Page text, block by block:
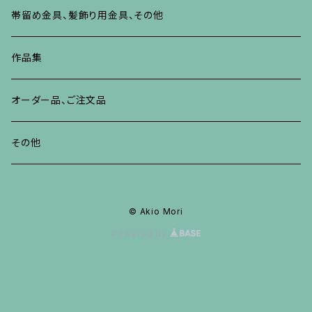
イヤリング・ピアス
ブレスレット、バングル、その他
リング
ブレスレット、バングル、その他
ネックレス、ペンダント
ブレスレット、その他
リング
イヤリング、ピアス
ネックレス、ペンダント
リング
ブレスレット、バングル
ブローチ
イヤリング、ピアス
ネックレス、ペンダント
リング
帯留め金具、髪飾り用金具、その他
作品集
オーダー品、ご注文品
その他
© Akio Mori
Powered by